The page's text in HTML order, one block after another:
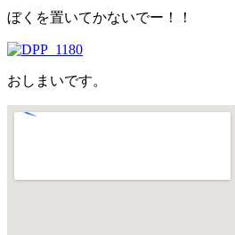
ぼくを置いてかないでー！！
おしまいです。